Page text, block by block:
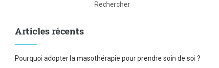
Rechercher
Articles récents
Pourquoi adopter la masothérapie pour prendre soin de soi ?